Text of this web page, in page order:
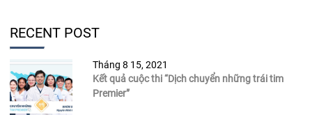
RECENT POST
Tháng 8 15, 2021
Kết quả cuộc thi “Dịch chuyển những trái tim
Premier”